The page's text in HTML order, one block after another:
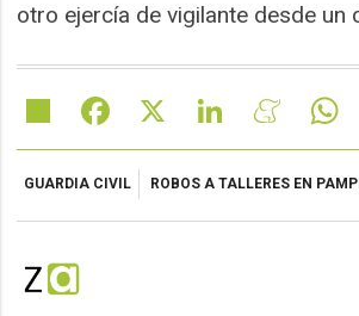
otro ejercía de vigilante desde un
Share Facebook LinkedIn
GUARDIA CIVIL ROBOS A TALLERES EN